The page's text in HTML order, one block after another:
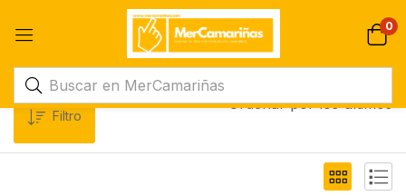
0
Filtro
Ordenar por los últimos